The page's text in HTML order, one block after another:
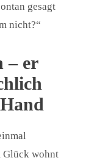
gesagt
nicht?“
– er
Glück wohnt